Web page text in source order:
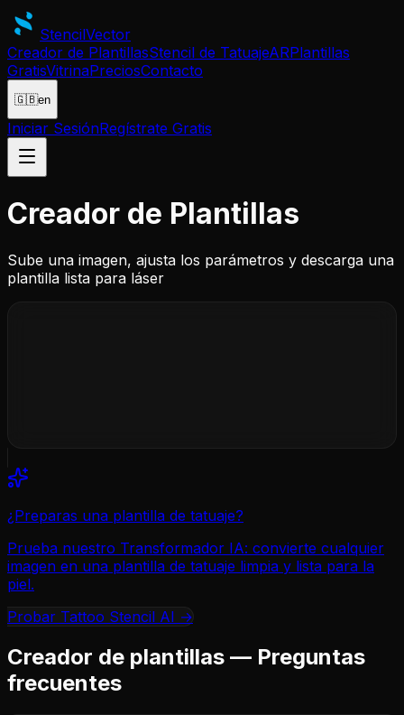
StencilVector
Creador de PlantillasStencil de TatuajeARPlantillas
GratisVitrinaPreciosContacto
🇬🇧en
Iniciar SesiónRegístrate Gratis
Creador de Plantillas
Sube una imagen, ajusta los parámetros y descarga una
plantilla lista para láser
¿Preparas una plantilla de tatuaje?
Prueba nuestro Transformador IA: convierte cualquier
imagen en una plantilla de tatuaje limpia y lista para la
piel.
Probar Tattoo Stencil AI →
Creador de plantillas — Preguntas
frecuentes